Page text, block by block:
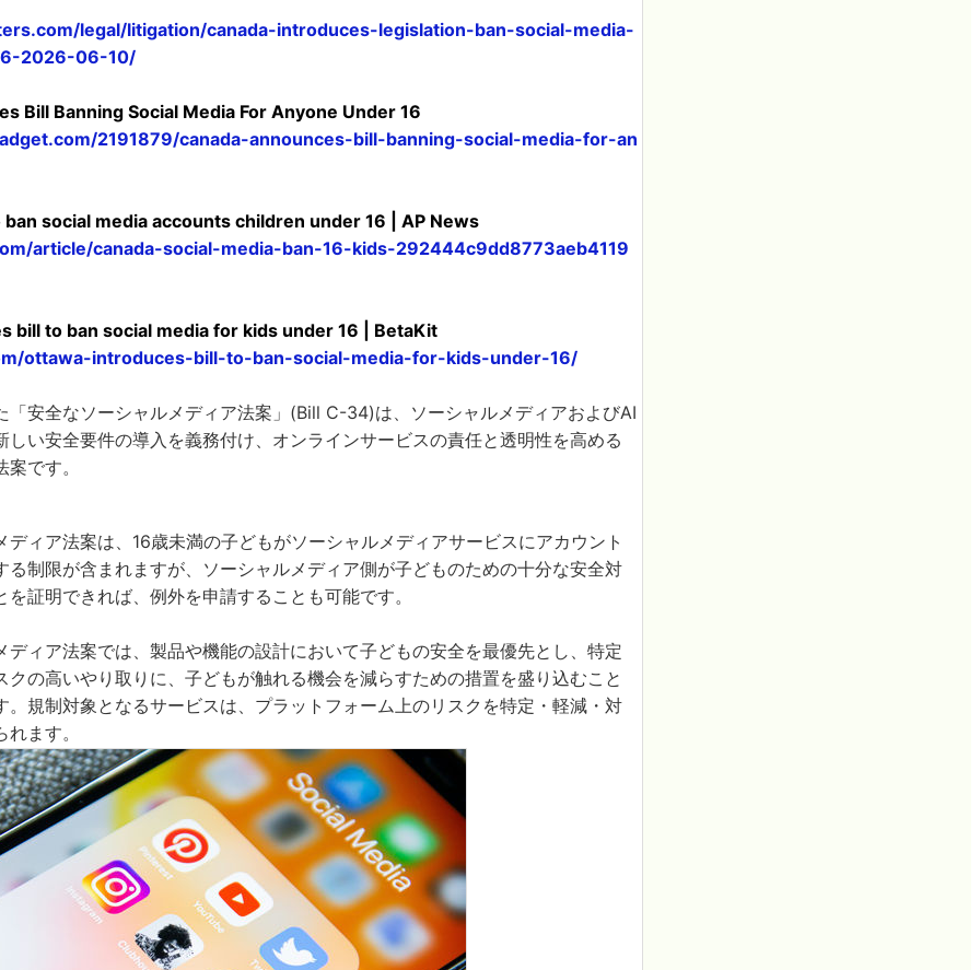
legal/litigation/canada-introduces-legislation-ban-social-media-
2026-06-10/
Bill Banning Social Media For Anyone Under 16
2191879/canada-announces-bill-banning-social-media-for-an
ban social media accounts children under 16 | AP News
article/canada-social-media-ban-16-kids-292444c9dd8773aeb4119
bill to ban social media for kids under 16 | BetaKit
ottawa-introduces-bill-to-ban-social-media-for-kids-under-16/
「安全なソーシャルメディア法案」(Bill C-34)は、ソーシャルメディアおよびAI
しい安全要件の導入を義務付け、オンラインサービスの責任と透明性を高める
です。
ディア法案は、16歳未満の子どもがソーシャルメディアサービスにアカウント
る制限が含まれますが、ソーシャルメディア側が子どものための十分な安全対
証明できれば、例外を申請することも可能です。
ディア法案では、製品や機能の設計において子どもの安全を最優先とし、特定
クの高いやり取りに、子どもが触れる機会を減らすための措置を盛り込むこと
。規制対象となるサービスは、プラットフォーム上のリスクを特定・軽減・対
ます。